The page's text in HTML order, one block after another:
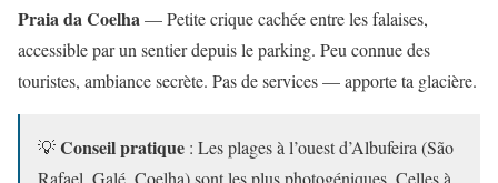
Praia da Coelha— Petite crique cachée entre les falaises,
accessible par un sentier depuis le parking. Peu connue des
touristes, ambiance secrète. Pas de services — apporte ta glacière.
💡Conseil pratique : Les plages à l’ouest d’Albufeira (São
Rafael, Galé, Coelha) sont les plus photogéniques. Celles à